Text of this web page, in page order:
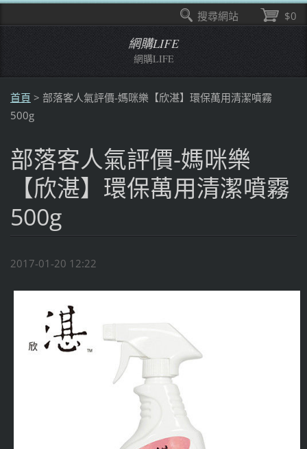
網購LIFE
網購LIFE
首頁 > 部落客人氣評價-媽咪樂【欣湛】環保萬用清潔噴霧
500g
部落客人氣評價-媽咪樂
【欣湛】環保萬用清潔噴霧
500g
2017-01-20 12:22
$0
搜尋網站